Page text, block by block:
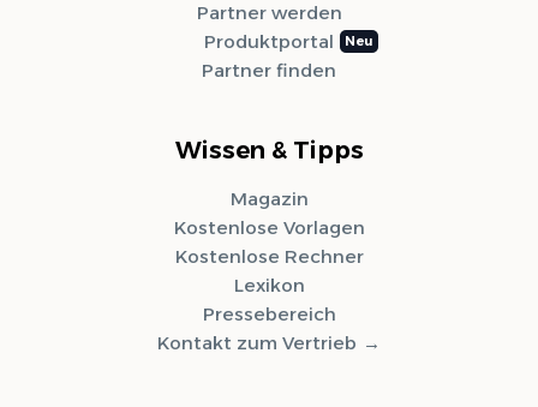
Partner werden
Produktportal
Partner finden
Wissen & Tipps
Magazin
Kostenlose Vorlagen
Kostenlose Rechner
Lexikon
Pressebereich
Kontakt zum Vertrieb